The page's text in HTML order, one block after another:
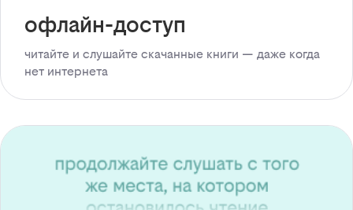
офлайн-доступ
читайте и слушайте скачанные книги — даже когда
нет интернета